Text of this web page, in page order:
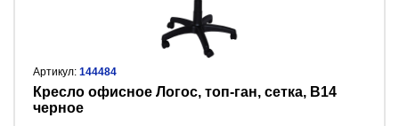
Артикул: 144484
Кресло офисное Логос, топ-ган, сетка, В14
черное